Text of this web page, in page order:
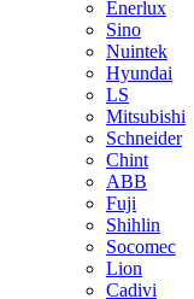
Enerlux
Sino
Nuintek
Hyundai
LS
Mitsubishi
Schneider
Chint
ABB
Fuji
Shihlin
Socomec
Lion
Cadivi